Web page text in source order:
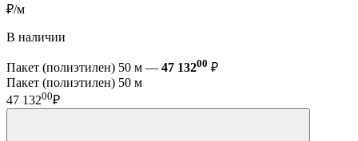
₽/м
В наличии
Пакет (полиэтилен) 50 м — 47 13200 ₽
Пакет (полиэтилен) 50 м
47 13200₽